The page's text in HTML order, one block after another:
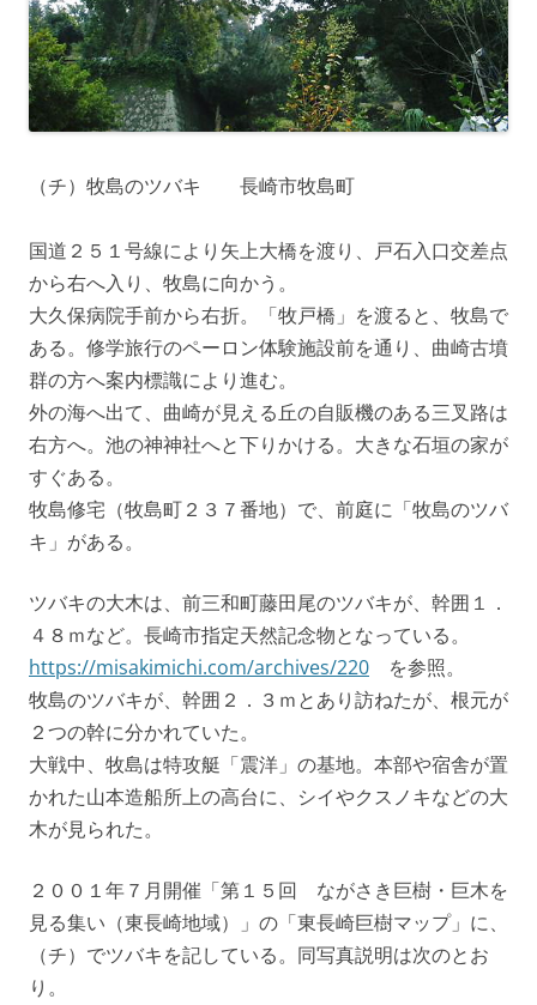
（チ）牧島のツバキ 長崎市牧島町
国道２５１号線により矢上大橋を渡り、戸石入口交差点
から右へ入り、牧島に向かう。
大久保病院手前から右折。「牧戸橋」を渡ると、牧島で
ある。修学旅行のペーロン体験施設前を通り、曲崎古墳
群の方へ案内標識により進む。
外の海へ出て、曲崎が見える丘の自販機のある三叉路は
右方へ。池の神神社へと下りかける。大きな石垣の家が
すぐある。
牧島修宅（牧島町２３７番地）で、前庭に「牧島のツバ
キ」がある。
ツバキの大木は、前三和町藤田尾のツバキが、幹囲１．
４８ｍなど。長崎市指定天然記念物となっている。
https://misakimichi.com/archives/220 を参照。
牧島のツバキが、幹囲２．３ｍとあり訪ねたが、根元が
２つの幹に分かれていた。
大戦中、牧島は特攻艇「震洋」の基地。本部や宿舎が置
かれた山本造船所上の高台に、シイやクスノキなどの大
木が見られた。
２００１年７月開催「第１５回 ながさき巨樹・巨木を
見る集い（東長崎地域）」の「東長崎巨樹マップ」に、
（チ）でツバキを記している。同写真説明は次のとお
り。